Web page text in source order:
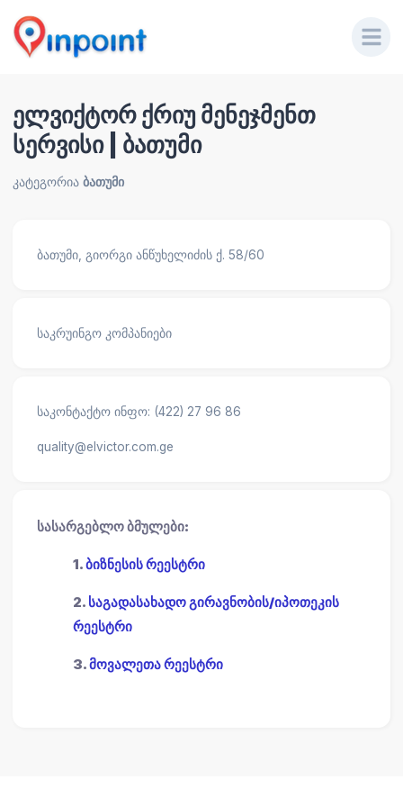
ელვიქტორ ქრიუ მენეჯმენთ
სერვისი | ბათუმი
კატეგორია ბათუმი
ბათუმი, გიორგი ანწუხელიძის ქ. 58/60
საკრუინგო კომპანიები
საკონტაქტო ინფო: (422) 27 96 86
quality@elvictor.com.ge
სასარგებლო ბმულები:
1.ბიზნესის რეესტრი
2. საგადასახადო გირავნობის/იპოთეკის
რეესტრი
3.მოვალეთა რეესტრი